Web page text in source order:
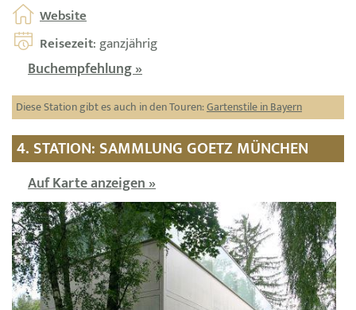
Website
Reisezeit: ganzjährig
Buchempfehlung »
Diese Station gibt es auch in den Touren:Gartenstile in Bayern
4. STATION: SAMMLUNG GOETZ MÜNCHEN
Auf Karte anzeigen »